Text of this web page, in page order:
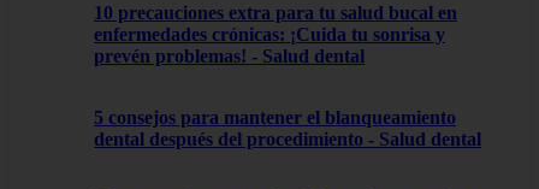
10 precauciones extra para tu salud bucal en
enfermedades crónicas: ¡Cuida tu sonrisa y
prevén problemas! - Salud dental
5 consejos para mantener el blanqueamiento
dental después del procedimiento - Salud dental